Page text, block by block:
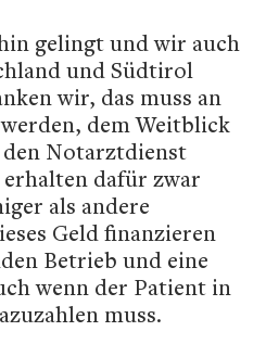
gelingt und wir auch
und Südtirol
wir, das muss an
dem Weitblick
den Notarztdienst
dafür zwar
als andere
Geld finanzieren
Betrieb und eine
wenn der Patient in
muss.